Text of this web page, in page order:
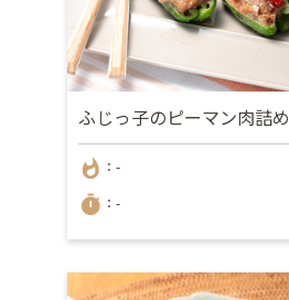
ふじっ子のピーマン肉詰め
whatshot ：-
timer ：-